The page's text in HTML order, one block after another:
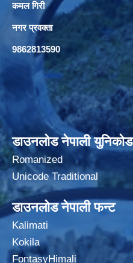
कमल गिरी
नगर प्रवक्ता
9862813590
डाउनलोड नेपाली युनिकोड
Romanized
Unicode Traditional
डाउनलोड नेपाली फन्ट
Kalimati
Kokila
FontasyHimali